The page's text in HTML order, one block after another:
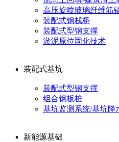
高压旋喷玻璃纤维筋
装配式钢栈桥
装配式型钢支撑
淤泥原位固化技术
装配式基坑
装配式型钢支撑
组合钢板桩
基坑监测系统/基坑降
新能源基础